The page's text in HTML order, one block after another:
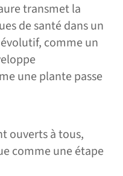
transmet la
de santé dans un
comme un
une plante passe
ouverts à tous,
comme une étape